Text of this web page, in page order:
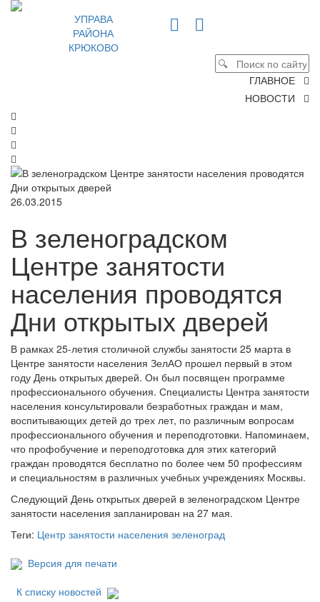
УПРАВА
РАЙОНА
КРЮКОВО
ГЛАВНОЕ
НОВОСТИ
26.03.2015
В зеленоградском
Центре занятости
населения проводятся
Дни открытых дверей
В рамках 25-летия столичной службы занятости 25 марта в
Центре занятости населения ЗелАО прошел первый в этом
году День открытых дверей. Он был посвящен программе
профессионального обучения. Специалисты Центра занятости
населения консультировали безработных граждан и мам,
воспитывающих детей до трех лет, по различным вопросам
профессионального обучения и переподготовки. Напоминаем,
что профобучение и переподготовка для этих категорий
граждан проводятся бесплатно по более чем 50 профессиям
и специальностям в различных учебных учреждениях Москвы.
Следующий День открытых дверей в зеленоградском Центре
занятости населения запланирован на 27 мая.
Теги: Центр занятости населения зеленоград
Версия для печати
К списку новостей